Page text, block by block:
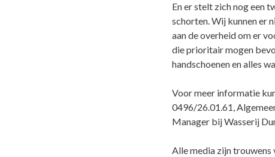
En er stelt zich nog een
schorten. Wij kunnen er
aan de overheid om er
die prioritair mogen
handschoenen en alles
Voor meer informatie
0496/26.01.61,
Manager bij Wasserij
Alle media zijn trouwens